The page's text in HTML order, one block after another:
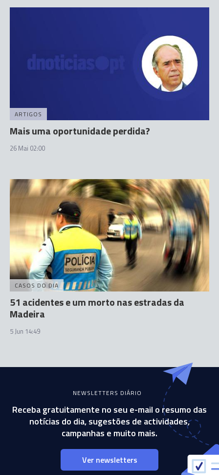
ARTIGOS
Mais uma oportunidade perdida?
26 Mai 02:00
CASOS DO DIA
51 acidentes e um morto nas estradas da
Madeira
5 Jun 14:49
NEWSLETTERS DIÁRIO
Receba gratuitamente no seu e-mail o resumo das
notícias do dia, sugestões de actividades,
campanhas e muito mais.
Ver newsletters